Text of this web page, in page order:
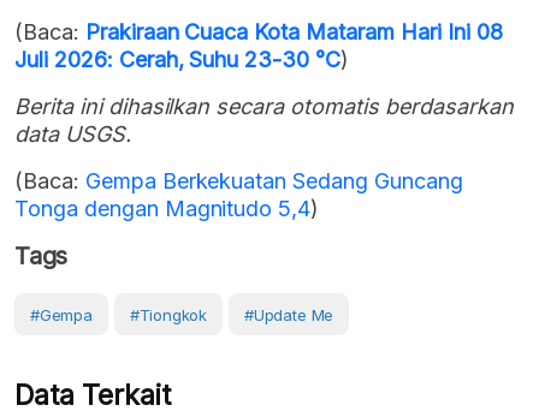
(Baca: Prakiraan Cuaca Kota Mataram Hari Ini 08
Juli 2026: Cerah, Suhu 23-30 °C)
Berita ini dihasilkan secara otomatis berdasarkan
data USGS.
(Baca: Gempa Berkekuatan Sedang Guncang
Tonga dengan Magnitudo 5,4)
Tags
#gempa #Tiongkok #Update Me
Data Terkait